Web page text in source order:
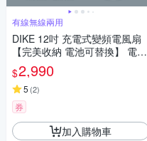
有線無線兩用
DIKE 12吋 充電式變頻電風扇
【完美收納 電池可替換】 電風
扇 風扇 無線風扇 露營風扇 充
電風扇 HLE170WT
$2,990
5 (2)
券
加入購物車